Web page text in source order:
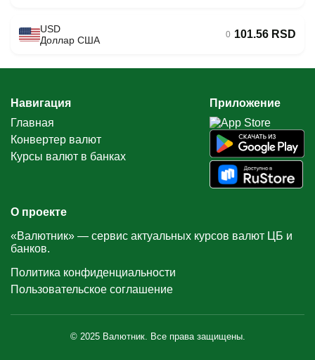
USD
Доллар США
0 101.56 RSD
Навигация
Главная
Конвертер валют
Курсы валют в банках
Приложение
О проекте
«Валютник» — сервис актуальных курсов валют ЦБ и
банков.
Политика конфиденциальности
Пользовательское соглашение
© 2025 Валютник. Все права защищены.